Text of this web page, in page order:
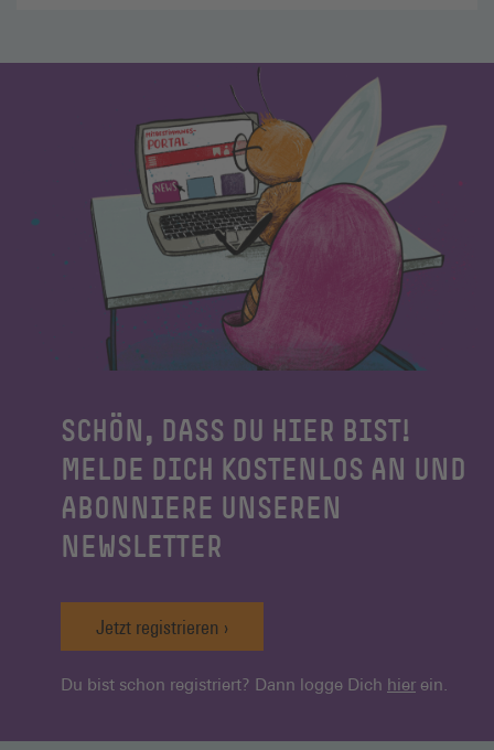
SCHÖN, DASS DU HIER BIST!
MELDE DICH KOSTENLOS AN UND
ABONNIERE UNSEREN
NEWSLETTER
Jetzt registrieren
Du bist schon registriert? Dann logge Dich hier ein.